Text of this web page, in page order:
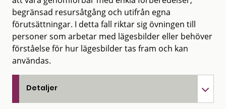
begränsad resursåtgång och utifrån egna
förutsättningar. I detta fall riktar sig övningen till
personer som arbetar med lägesbilder eller behöver
förståelse för hur lägesbilder tas fram och kan
användas.
Detaljer